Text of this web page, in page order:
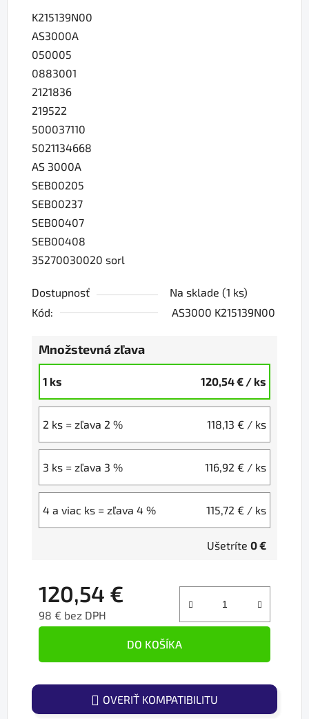
K215139N00
AS3000A
050005
0883001
2121836
219522
500037110
5021134668
AS 3000A
SEB00205
SEB00237
SEB00407
SEB00408
35270030020 sorl
Dostupnosť Na sklade (1 ks)
Kód:
AS3000 K215139N00
Množstevná zľava
1 ks 120,54 € / ks
2 ks = zľava 2 % 118,13 € / ks
3 ks = zľava 3 % 116,92 € / ks
4 a viac ks = zľava 4 % 115,72 € / ks
Ušetríte 0 €
120,54 €
98 € bez DPH
DO KOŠÍKA
OVERIŤ KOMPATIBILITU